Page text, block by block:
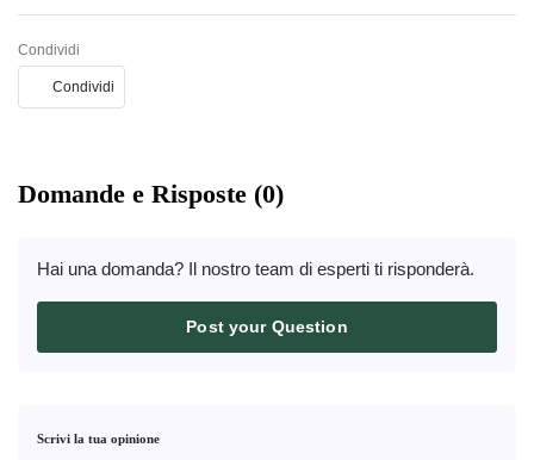
Condividi
Condividi
Domande e Risposte (0)
Hai una domanda? Il nostro team di esperti ti risponderà.
Post your Question
Scrivi la tua opinione